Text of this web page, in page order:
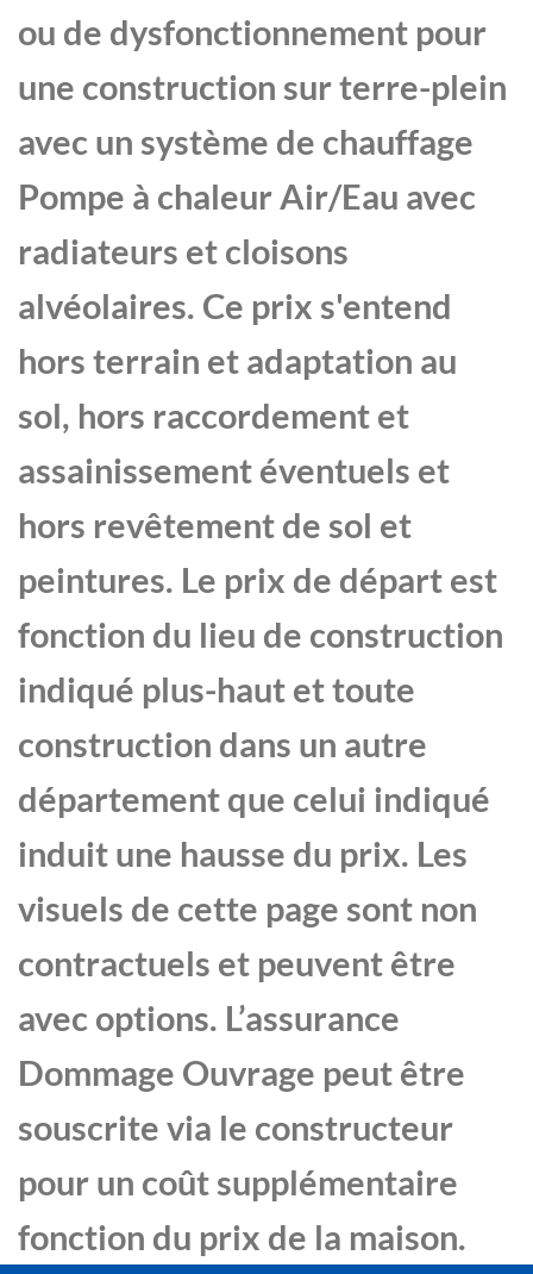
ou de dysfonctionnement pour
une construction sur terre-plein
avec un système de chauffage
Pompe à chaleur Air/Eau avec
radiateurs et cloisons
alvéolaires. Ce prix s'entend
hors terrain et adaptation au
sol, hors raccordement et
assainissement éventuels et
hors revêtement de sol et
peintures. Le prix de départ est
fonction du lieu de construction
indiqué plus-haut et toute
construction dans un autre
département que celui indiqué
induit une hausse du prix. Les
visuels de cette page sont non
contractuels et peuvent être
avec options. L’assurance
Dommage Ouvrage peut être
souscrite via le constructeur
pour un coût supplémentaire
fonction du prix de la maison.